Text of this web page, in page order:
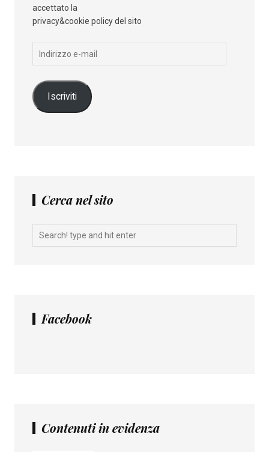
accettato la
privacy&cookie policy del sito
Indirizzo
Iscriviti
Cerca nel sito
Facebook
Contenuti in evidenza